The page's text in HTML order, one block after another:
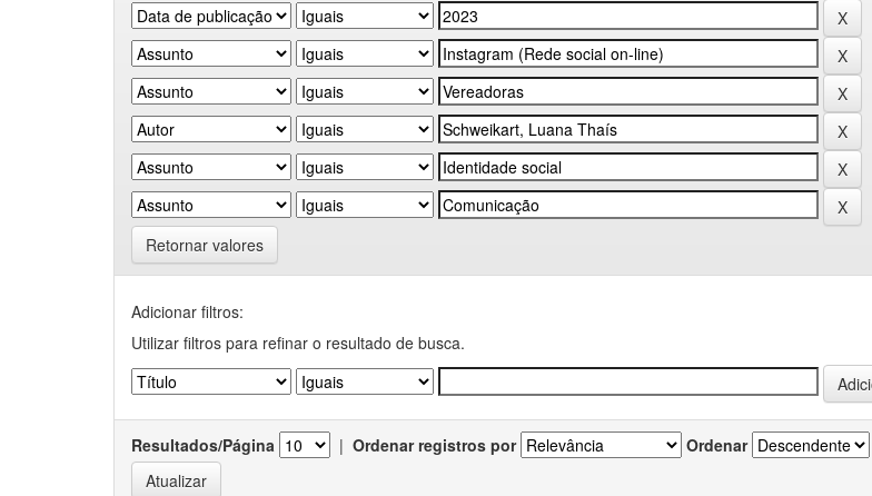
Retornar valores
Adicionar filtros:
Utilizar filtros para refinar o resultado de busca.
Resultados/Página | Ordenar registros por Ordenar